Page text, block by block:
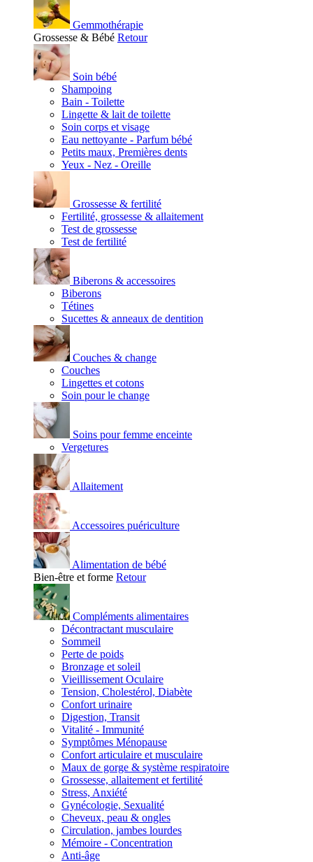
Gemmothérapie
Grossesse & Bébé Retour
Soin bébé
Shampoing
Bain - Toilette
Lingette & lait de toilette
Soin corps et visage
Eau nettoyante - Parfum bébé
Petits maux, Premières dents
Yeux - Nez - Oreille
Grossesse & fertilité
Fertilité, grossesse & allaitement
Test de grossesse
Test de fertilité
Biberons & accessoires
Biberons
Tétines
Sucettes & anneaux de dentition
Couches & change
Couches
Lingettes et cotons
Soin pour le change
Soins pour femme enceinte
Vergetures
Allaitement
Accessoires puériculture
Alimentation de bébé
Bien-être et forme Retour
Compléments alimentaires
Décontractant musculaire
Sommeil
Perte de poids
Bronzage et soleil
Vieillissement Oculaire
Tension, Cholestérol, Diabète
Confort urinaire
Digestion, Transit
Vitalité - Immunité
Symptômes Ménopause
Confort articulaire et musculaire
Maux de gorge & système respiratoire
Grossesse, allaitement et fertilité
Stress, Anxiété
Gynécologie, Sexualité
Cheveux, peau & ongles
Circulation, jambes lourdes
Mémoire - Concentration
Anti-âge